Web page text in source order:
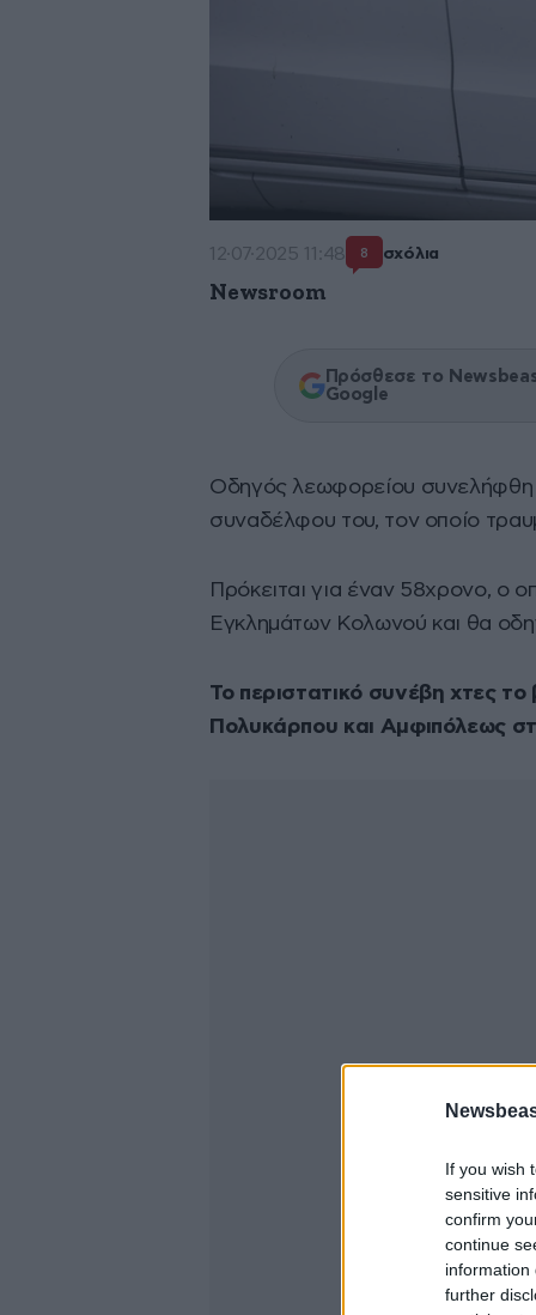
If you wish
sensitive
confirm
continue
information
further
12·07·2025 11:48 8 σχόλια
Newsroom
Πρόσθεσε το
Google
Οδηγός λεωφορείου συνελήφθη
συναδέλφου του, τον οποίο
Πρόκειται για έναν 58χρονο, ο
Εγκλημάτων Κολωνού και θα
Το περιστατικό συνέβη χτες
Πολυκάρπου και Αμφιπόλεως